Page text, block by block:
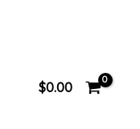
$0.00